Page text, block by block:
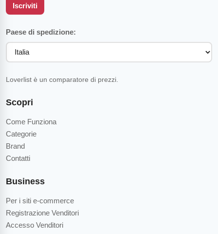
Scopri
Come Funziona
Categorie
Brand
Contatti
Business
Per i siti e-commerce
Registrazione Venditori
Accesso Venditori
Iscriviti
Paese di spedizione:
Loverlist è un comparatore di prezzi.